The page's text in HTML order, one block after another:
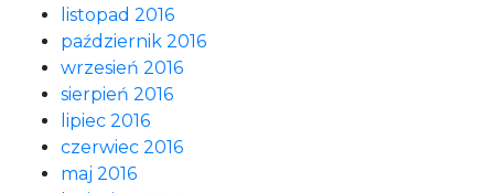
listopad 2016
październik 2016
wrzesień 2016
sierpień 2016
lipiec 2016
czerwiec 2016
maj 2016